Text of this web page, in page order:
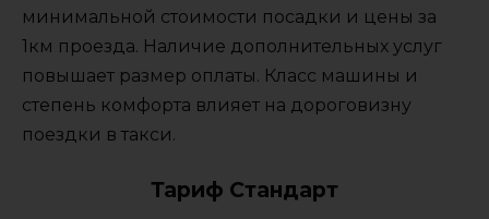
минимальной стоимости посадки и цены за
1км проезда. Наличие дополнительных услуг
повышает размер оплаты. Класс машины и
степень комфорта влияет на дороговизну
поездки в такси.
Тариф Стандарт